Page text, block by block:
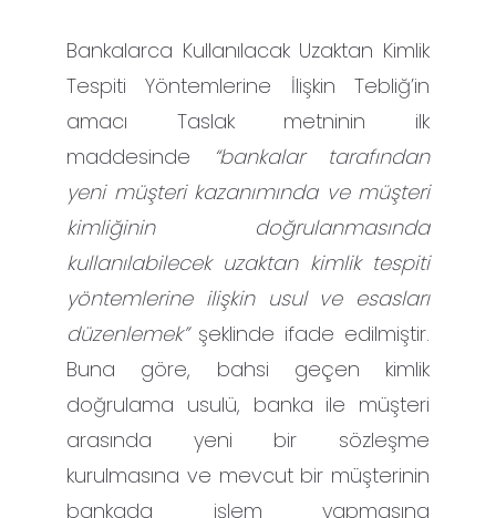
Bankalarca Kullanılacak Uzaktan Kimlik
Tespiti Yöntemlerine İlişkin Tebliğ’in
amacı Taslak metninin ilk
maddesinde
“bankalar tarafından
yeni müşteri kazanımında ve müşteri
kimliğinin doğrulanmasında
kullanılabilecek uzaktan kimlik tespiti
yöntemlerine ilişkin usul ve esasları
düzenlemek”şeklinde ifade edilmiştir.
Buna göre, bahsi geçen kimlik
doğrulama usulü, banka ile müşteri
arasında yeni bir sözleşme
kurulmasına ve mevcut bir müşterinin
bankada işlem yapmasına